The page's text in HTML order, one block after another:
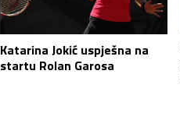
Katarina Jokić uspješna na
startu Rolan Garosa